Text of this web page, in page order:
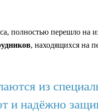
полностью перешло на
, находящихся на
из
и надёжно